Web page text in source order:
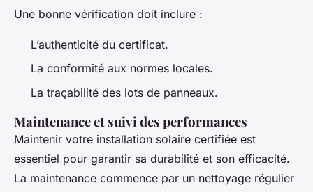
Une bonne vérification doit inclure :
L’authenticité du certificat.
La conformité aux normes locales.
La traçabilité des lots de panneaux.
Maintenance et suivi des performances
Maintenir votre installation solaire certifiée est
essentiel pour garantir sa durabilité et son efficacité.
La maintenance commence par un nettoyage régulier